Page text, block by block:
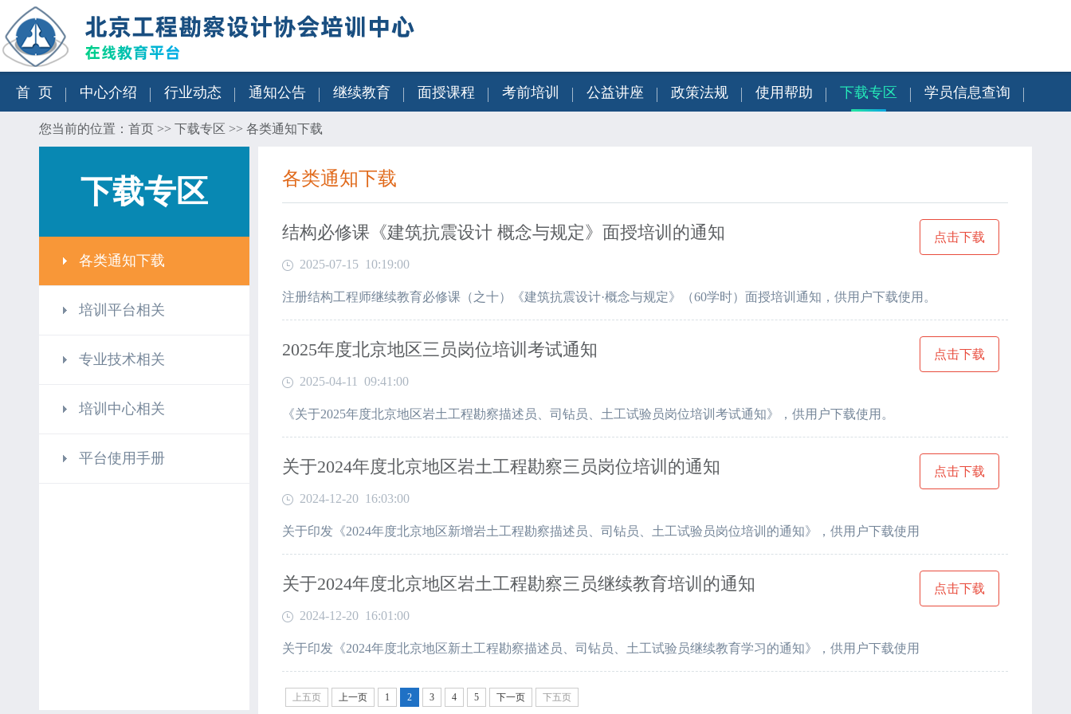
首 页 中心介绍 行业动态 通知公告 继续教育 面授课程 考前培训 公益讲座 政策法规 使用帮助 下载专区 学员信息查询
您当前的位置： 首页 >> 下载专区 >> 各类通知下载
下载专区
各类通知下载
培训平台相关
专业技术相关
培训中心相关
平台使用手册
各类通知下载
结构必修课《建筑抗震设计 概念与规定》面授培训的通知
点击下载
2025-07-15 10:19:00
注册结构工程师继续教育必修课（之十）《建筑抗震设计·概念与规定》（60学时）面授培训通知，供用户下载使用。
2025年度北京地区三员岗位培训考试通知
点击下载
2025-04-11 09:41:00
《关于2025年度北京地区岩土工程勘察描述员、司钻员、土工试验员岗位培训考试通知》，供用户下载使用。
关于2024年度北京地区岩土工程勘察三员岗位培训的通知
点击下载
2024-12-20 16:03:00
关于印发《2024年度北京地区新增岩土工程勘察描述员、司钻员、土工试验员岗位培训的通知》，供用户下载使用
关于2024年度北京地区岩土工程勘察三员继续教育培训的通知
点击下载
2024-12-20 16:01:00
关于印发《2024年度北京地区新土工程勘察描述员、司钻员、土工试验员继续教育学习的通知》，供用户下载使用
上五页 上一页 1 2 3 4 5 下一页 下五页